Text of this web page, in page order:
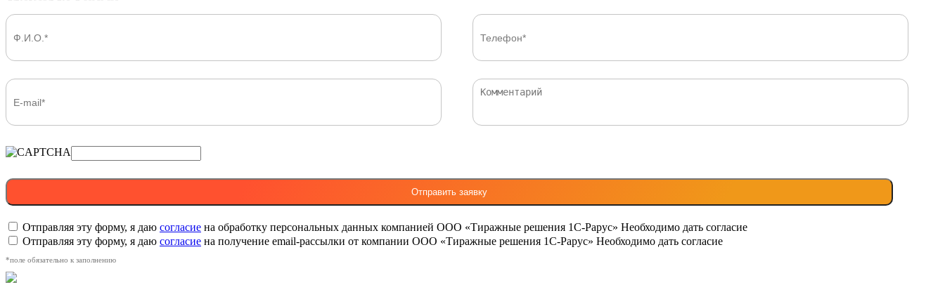
Отправляя эту форму, я даю согласие на обработку персональных данных компанией ООО «Тиражные решения 1С-Рарус» Необходимо дать согласие
Отправляя эту форму, я даю согласие на получение email-рассылки от компании ООО «Тиражные решения 1С-Рарус» Необходимо дать согласие
*поле обязательно к заполнению